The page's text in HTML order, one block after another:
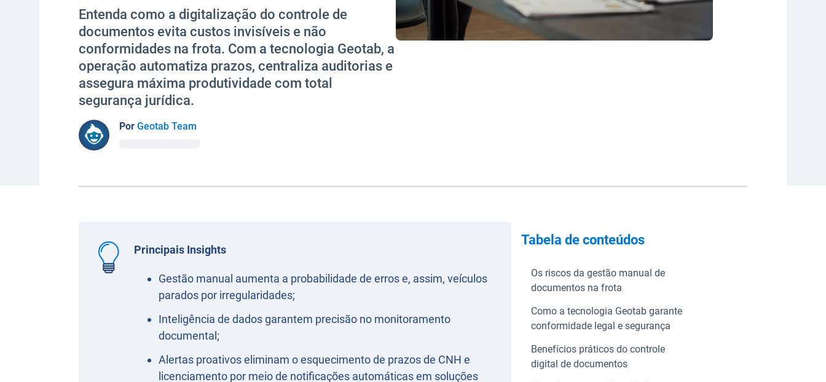
Entenda como a digitalização do controle de
documentos evita custos invisíveis e não
conformidades na frota. Com a tecnologia Geotab, a
operação automatiza prazos, centraliza auditorias e
assegura máxima produtividade com total
segurança jurídica.
Por Geotab Team
Principais Insights
Gestão manual aumenta a probabilidade de erros e, assim, veículos
parados por irregularidades;
Inteligência de dados garantem precisão no monitoramento
documental;
Alertas proativos eliminam o esquecimento de prazos de CNH e
licenciamento por meio de notificações automáticas em soluções
Tabela de conteúdos
Os riscos da gestão manual de
documentos na frota
Como a tecnologia Geotab garante
conformidade legal e segurança
Benefícios práticos do controle
digital de documentos